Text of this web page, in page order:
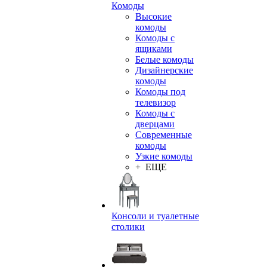
Комоды
Высокие
комоды
Комоды с
ящиками
Белые комоды
Дизайнерские
комоды
Комоды под
телевизор
Комоды с
дверцами
Современные
комоды
Узкие комоды
+ ЕЩЕ
Консоли и туалетные
столики